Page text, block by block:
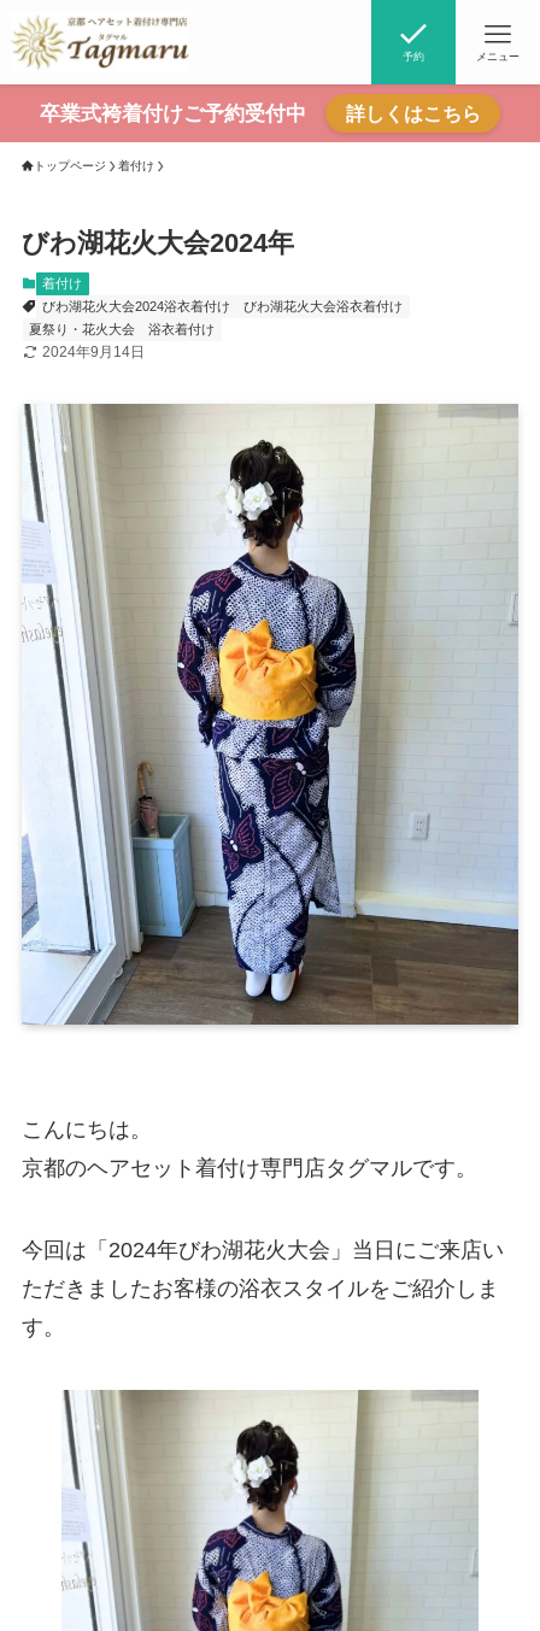
予約 メニュー
卒業式袴着付けご予約受付中 詳しくはこちら
トップページ 着付け
びわ湖花火大会2024年
着付け
びわ湖花火大会2024浴衣着付け
びわ湖花火大会浴衣着付け
夏祭り・花火大会
浴衣着付け
2024年9月14日
こんにちは。
京都のヘアセット着付け専門店タグマルです。
今回は「2024年びわ湖花火大会」当日にご来店い
ただきましたお客様の浴衣スタイルをご紹介しま
す。